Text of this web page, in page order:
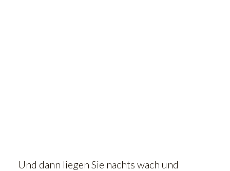
Und dann liegen Sie nachts wach und